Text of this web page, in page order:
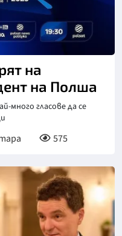
на
на Полша
много гласове да се
575